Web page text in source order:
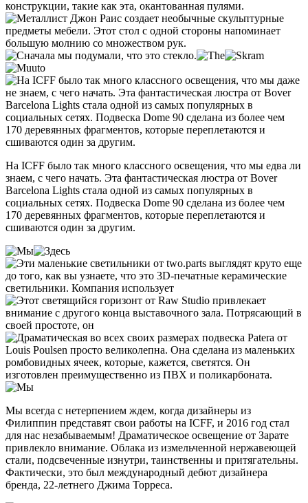
На ICFF было так много классного освещения, что мы едва ли
знаем, с чего начать. Эта фантастическая люстра от Bover
Barcelona Lights стала одной из самых популярных в
социальных сетях. Подвеска Dome 90 сделана из более чем
170 деревянных фрагментов, которые переплетаются и
сшиваются один за другим.
Мы всегда с нетерпением ждем, когда дизайнеры из
Филиппин представят свои работы на ICFF, и 2016 год стал
для нас незабываемым! Драматическое освещение от Зарате
привлекло внимание. Облака из измельченной нержавеющей
стали, подсвеченные изнутри, таинственны и притягательны.
Фактически, это был международный дебют дизайнера
бренда, 22-летнего Джима Торреса.